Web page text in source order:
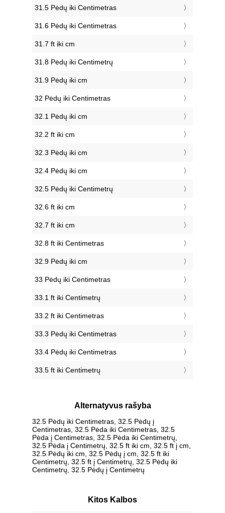
31.5 Pėdų iki Centimetras
31.6 Pėdų iki Centimetras
31.7 ft iki cm
31.8 Pėdų iki Centimetrų
31.9 Pėdų iki cm
32 Pėdų iki Centimetras
32.1 Pėdų iki cm
32.2 ft iki cm
32.3 Pėdų iki cm
32.4 Pėdų iki cm
32.5 Pėdų iki Centimetrų
32.6 ft iki cm
32.7 ft iki cm
32.8 ft iki Centimetras
32.9 Pėdų iki cm
33 Pėdų iki Centimetras
33.1 ft iki Centimetrų
33.2 ft iki Centimetras
33.3 Pėdų iki Centimetras
33.4 Pėdų iki Centimetras
33.5 ft iki Centimetrų
Alternatyvus rašyba
32.5 Pėdų iki Centimetras, 32.5 Pėdų į
Centimetras, 32.5 Pėda iki Centimetras, 32.5
Pėda į Centimetras, 32.5 Pėda iki Centimetrų,
32.5 Pėda į Centimetrų, 32.5 ft iki cm, 32.5 ft į cm,
32.5 Pėdų iki cm, 32.5 Pėdų į cm, 32.5 ft iki
Centimetrų, 32.5 ft į Centimetrų, 32.5 Pėdų iki
Centimetrų, 32.5 Pėdų į Centimetrų
Kitos Kalbos